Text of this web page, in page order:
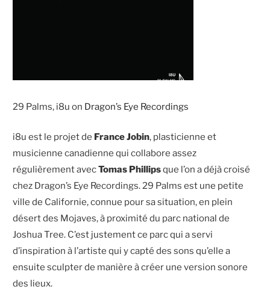
29 Palms, i8u on Dragon’s Eye Recordings
i8u est le projet de France Jobin, plasticienne et
musicienne canadienne qui collabore assez
régulièrement avecTomas Phillipsque l’on a déjà croisé
chez Dragon’s Eye Recordings. 29 Palms est une petite
ville de Californie, connue pour sa situation, en plein
désert des Mojaves, à proximité du parc national de
Joshua Tree. C’est justement ce parc qui a servi
d’inspiration à l’artiste qui y capté des sons qu’elle a
ensuite sculpter de manière à créer une version sonore
des lieux.